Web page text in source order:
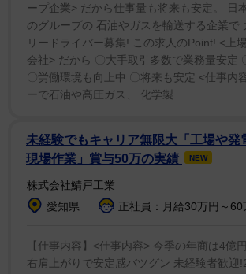
前述の5城でも例年とは比較にならな
光客が急増中。そんな中、GW直前4月
ゆかりの6城の和紙製御城印が同時発売
城印をスタンプラリー的に買い集め、6
監修は、これまで幾つものNHK大河
を担った小和田哲男静岡大学名誉教授
大河「豊臣兄弟！」をキッカケに地元
繋ぎ一緒に盛り上げようとなったから。
ープ企業> だから仕事量も将来も安定。 日
のグループの 石油やガスを輸送する企業で
リードライバー募集! この求人のPoint! <上
会社> だから 〇大手取引多数で業務量安定
〇労働環境も向上中 〇将来も安定 <仕事内
ーで石油や高圧ガス、 化学製...
未経験でもキャリア無限大「工場や発
現場作業」賞与50万の実績
NEW
株式会社鯖戸工業
愛知県
正社員：月給30万円～60
【仕事内容】<仕事内容> 今季の年商は4億
右肩上がりで安定感バツグン 未経験者歓迎